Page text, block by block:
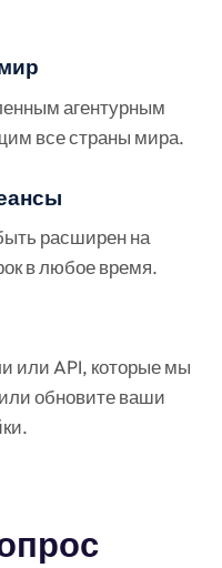
агентурным
все страны мира.
расширен на
в любое время.
или API, которые мы
обновите ваши